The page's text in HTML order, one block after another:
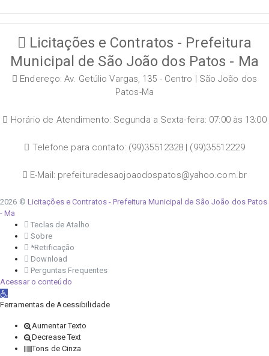
Licitações e Contratos - Prefeitura
Municipal de São João dos Patos - Ma
Endereço: Av. Getúlio Vargas, 135 - Centro | São João dos
Patos-Ma
Horário de Atendimento: Segunda a Sexta-feira: 07:00 às 13:00
Telefone para contato: (99)35512328 | (99)35512229
E-Mail: prefeituradesaojoaodospatos@yahoo.com.br
2026 © Licitações e Contratos - Prefeitura Municipal de São João dos Patos
- Ma
Teclas de Atalho
Sobre
*Retificação
Download
Perguntas Frequentes
Acessar o conteúdo
Abrir a barra de ferramentas
Ferramentas de Acessibilidade
Aumentar Texto
Decrease Text
Tons de Cinza